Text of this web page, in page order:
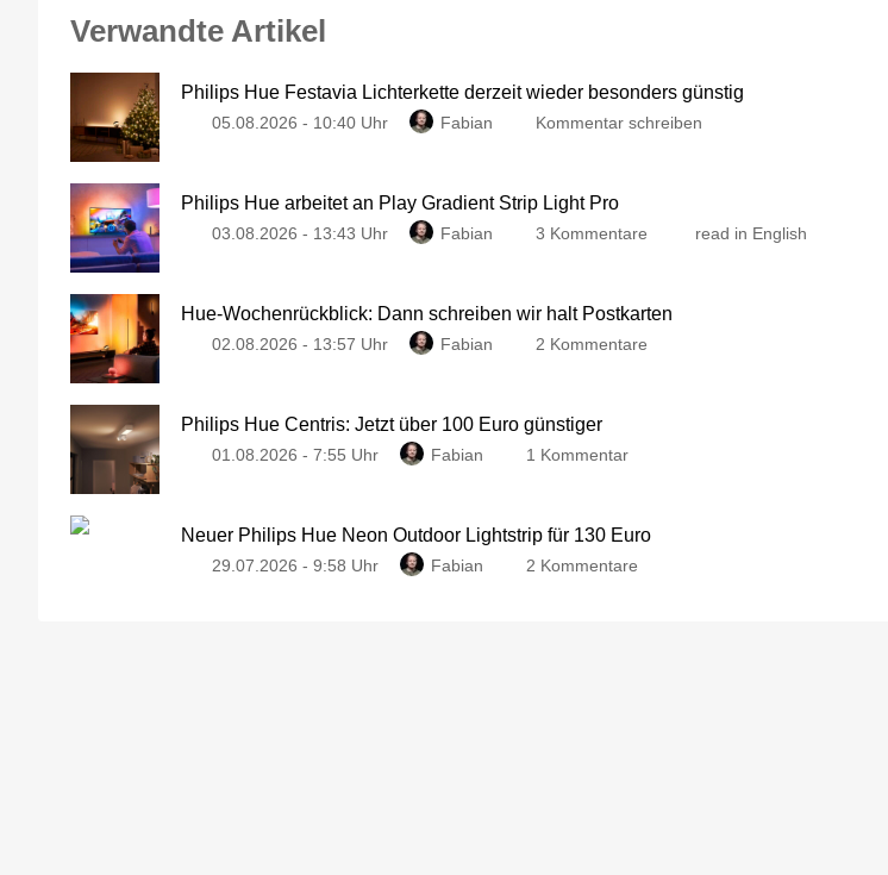
Verwandte Artikel
Philips Hue Festavia Lichterkette derzeit wieder besonders günstig
05.08.2026 - 10:40 Uhr Fabian Kommentar schreiben
Philips Hue arbeitet an Play Gradient Strip Light Pro
03.08.2026 - 13:43 Uhr Fabian 3 Kommentare read in English
Hue-Wochenrückblick: Dann schreiben wir halt Postkarten
02.08.2026 - 13:57 Uhr Fabian 2 Kommentare
Philips Hue Centris: Jetzt über 100 Euro günstiger
01.08.2026 - 7:55 Uhr Fabian 1 Kommentar
Neuer Philips Hue Neon Outdoor Lightstrip für 130 Euro
29.07.2026 - 9:58 Uhr Fabian 2 Kommentare